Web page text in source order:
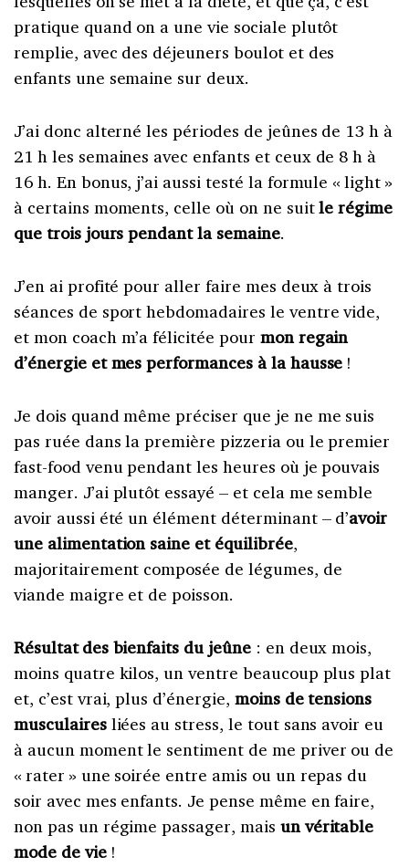
pratique quand on a une vie sociale plutôt
remplie, avec des déjeuners boulot et des
enfants une semaine sur deux.
J’ai donc alterné les périodes de jeûnes de 13 h à
21 h les semaines avec enfants et ceux de 8 h à
16 h. En bonus, j’ai aussi testé la formule « light »
à certains moments, celle où on ne suitle régime
que trois jours pendant la semaine.
J’en ai profité pour aller faire mes deux à trois
séances de sport hebdomadaires le ventre vide,
et mon coach m’a félicitée pour mon regain
d’énergie et mes performances à la hausse !
Je dois quand même préciser que je ne me suis
pas ruée dans la première pizzeria ou le premier
fast-food venu pendant les heures où je pouvais
manger. J’ai plutôt essayé – et cela me semble
avoir aussi été un élément déterminant – d’avoir
une alimentation saine et équilibrée,
majoritairement composée de légumes, de
viande maigre et de poisson.
Résultat des bienfaits du jeûne: en deux mois,
moins quatre kilos, un ventre beaucoup plus plat
et, c’est vrai, plus d’énergie, moins de tensions
musculairesliées au stress, le tout sans avoir eu
à aucun moment le sentiment de me priver ou de
« rater » une soirée entre amis ou un repas du
soir avec mes enfants. Je pense même en faire,
non pas un régime passager, mais un véritable
mode de vie!